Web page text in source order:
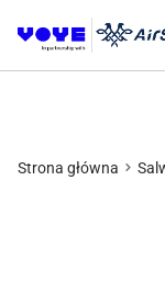
Strona główna